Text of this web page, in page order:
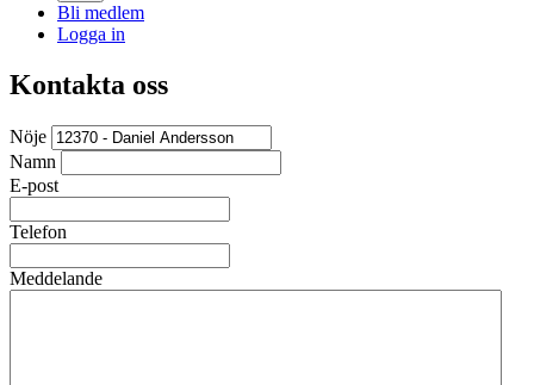
Bli medlem
Logga in
Kontakta oss
Nöje
Namn
E-post
Telefon
Meddelande